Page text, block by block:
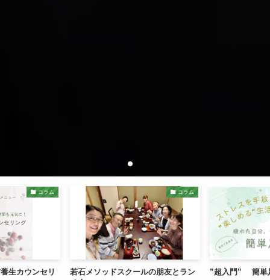
コラム
生カウンセリ
コラム
若石メソッドスクールの朋友とラン
”超入門” 簡単